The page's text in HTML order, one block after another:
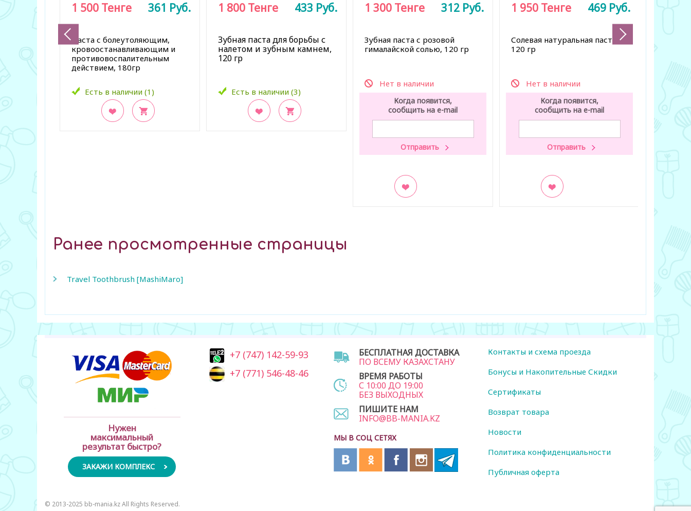
Паста с болеутоляющим,
кровоостанавливающим и
противовоспалительным
действием, 180гр
Есть в наличии (1)
1 500 Тенге 361 Руб.
Зубная паста для борьбы с
налетом и зубным камнем,
120 гр
Есть в наличии (3)
1 800 Тенге 433 Руб.
Зубная паста с розовой
гималайской солью, 120 гр
Нет в наличии
1 300 Тенге 312 Руб.
Когда появится,
сообщить на e-mail
Солевая натуральная паста,
120 гр
Нет в наличии
1 950 Тенге 469 Руб.
Когда появится,
сообщить на e-mail
Ранее просмотренные страницы
Travel Toothbrush [MashiMaro]
Нужен
максимальный
результат быстро?
ЗАКАЖИ КОМПЛЕКС
+7 (747) 142-59-93
+7 (771) 546-48-46
БЕСПЛАТНАЯ ДОСТАВКА
ПО ВСЕМУ КАЗАХСТАНУ
ВРЕМЯ РАБОТЫ
С 10:00 ДО 19:00
БЕЗ ВЫХОДНЫХ
ПИШИТЕ НАМ
INFO@BB-MANIA.KZ
МЫ В СОЦ СЕТЯХ
Контакты и схема проезда
Бонусы и Накопительные Скидки
Сертификаты
Возврат товара
Новости
Политика конфиденциальности
Публичная оферта
© 2013-2025 bb-mania.kz All Rights Reserved.